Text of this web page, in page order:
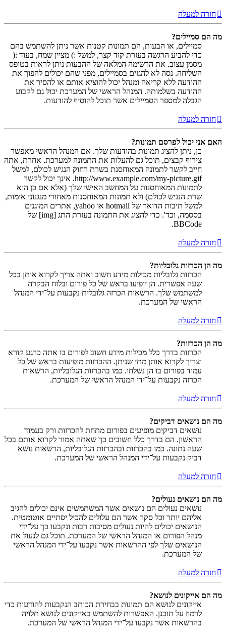
חזרה למעלה
מה הם סמיילים?
סמיילים, או הבעות, הם תמונות קטנות אשר ניתן להשתמש בהם
כדי להביע הרגשה בעזרת קוד קצר, למשל :) מציין שמח, בעוד :(
מסמן עצוב. את הרשימה המלאה של ההבעות ניתן לראות בטופס
השליחה. נסה לא להגזים בסמיילים, מפני שהם יכולים להפוך את
ההודעה ללא קריאה ומנהל יכול להוציא אותם או להסיר את
ההודעה בשלמותה. המנהל הראשי של המערכת יכול גם לקבוע
הגבלה למספר הסמיילים אשר תוכל להוסיף להודעות.
חזרה למעלה
האם אני יכול לפרסם תמונות?
כן, ניתן להציג תמונות בהודעות שלך. אם המנהל הראשי מאפשר
צירוף קבצים, תוכל גם להעלות את התמונה למערכת. אחרת, אתה
חייב לקשר לתמונה המאוחסנת בשרת רחוק הנגיש לכולם, למשל
http://www.example.com/my-picture.gif. אינך יכול לקשר
לתמונות המאוחסנות על המחשב האישי שלך (אלא אם כן הוא
שרת הנגיש לכולם) ולא תמונות המאוחסנות מאחורי מנגנוני אימות,
למשל תיבות הדואר של hotmail או yahoo, אתרים המוגנים
בססמה, וכד'. כדי להציג את התמונה בעזרת התג [img] של
BBCode.
חזרה למעלה
מה הן הכרזות גלובליות?
הכרזות גלובליות מכילות מידע חשוב ואתה צריך לקרוא אותן בכל
שעה אפשרית. הן יופיעו בראש של כל פורום ובלוח הבקרה
למשתמש שלך. הרשאות הכרזה גלובלית נקבעות על־ידי המנהל
הראשי של המערכת.
חזרה למעלה
מה הן הכרזות?
הכרזות בדרך כלל מכילות מידע חשוב לפורום בו אתה כרגע קורא
וצריך לקרוא אותן מתי שניתן. ההכרזות מופיעות בראש של כל
עמוד בפורום בו הן נשלחו. כמו בהכרזות הגלובליות, הרשאות
הכרזה נקבעות על־ידי המנהל הראשי של המערכת.
חזרה למעלה
מה הם נושאים דביקים?
נושאים דביקים מופיעים בפורום מתחת להכרזות ורק בעמוד
הראשון. הם בדרך כלל חשובים כך שאתה אמור לקרוא אותם בכל
שעה נתונה. כמו בהכרזות ובהכרזות הגלובליות, הרשאות נושא
דביק נקבעות על־ידי המנהל הראשי של המערכת.
חזרה למעלה
מה הם נושאים נעולים?
נושאים נעולים הם נושאים אשר המשתמשים אינם יכולים להגיב
אליהם יותר וכל סקר אשר הם עלולים להכיל יסתיים אוטומטית.
הנושאים יכולים להיות נעולים מסיבות רבות ונקבעו כך על־ידי
מנהל הפורום או המנהל הראשי של המערכת. תוכל גם לנעול את
הנושאים שלך לפי ההרשאות אשר נקבעו על־ידי המנהל הראשי
של המערכת.
חזרה למעלה
מה הם אייקונים לנושא?
אייקונים לנושא הם תמונות בבחירת הכותב הנקבעות להודעות כדי
לרמוז על תוכנן. האפשרות להשתמש באייקונים לנושא תלויה
בהרשאות אשר נקבעו על־ידי המנהל הראשי של המערכת.